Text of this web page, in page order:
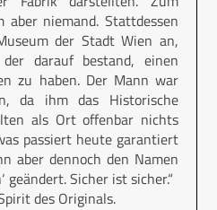
aber niemand. Stattdessen
der Stadt Wien an,
darauf bestand, einen
zu haben. Der Mann war
da ihm das Historische
als Ort offenbar nichts
passiert heute garantiert
aber dennoch den Namen
geändert. Sicher ist sicher.“
des Originals.